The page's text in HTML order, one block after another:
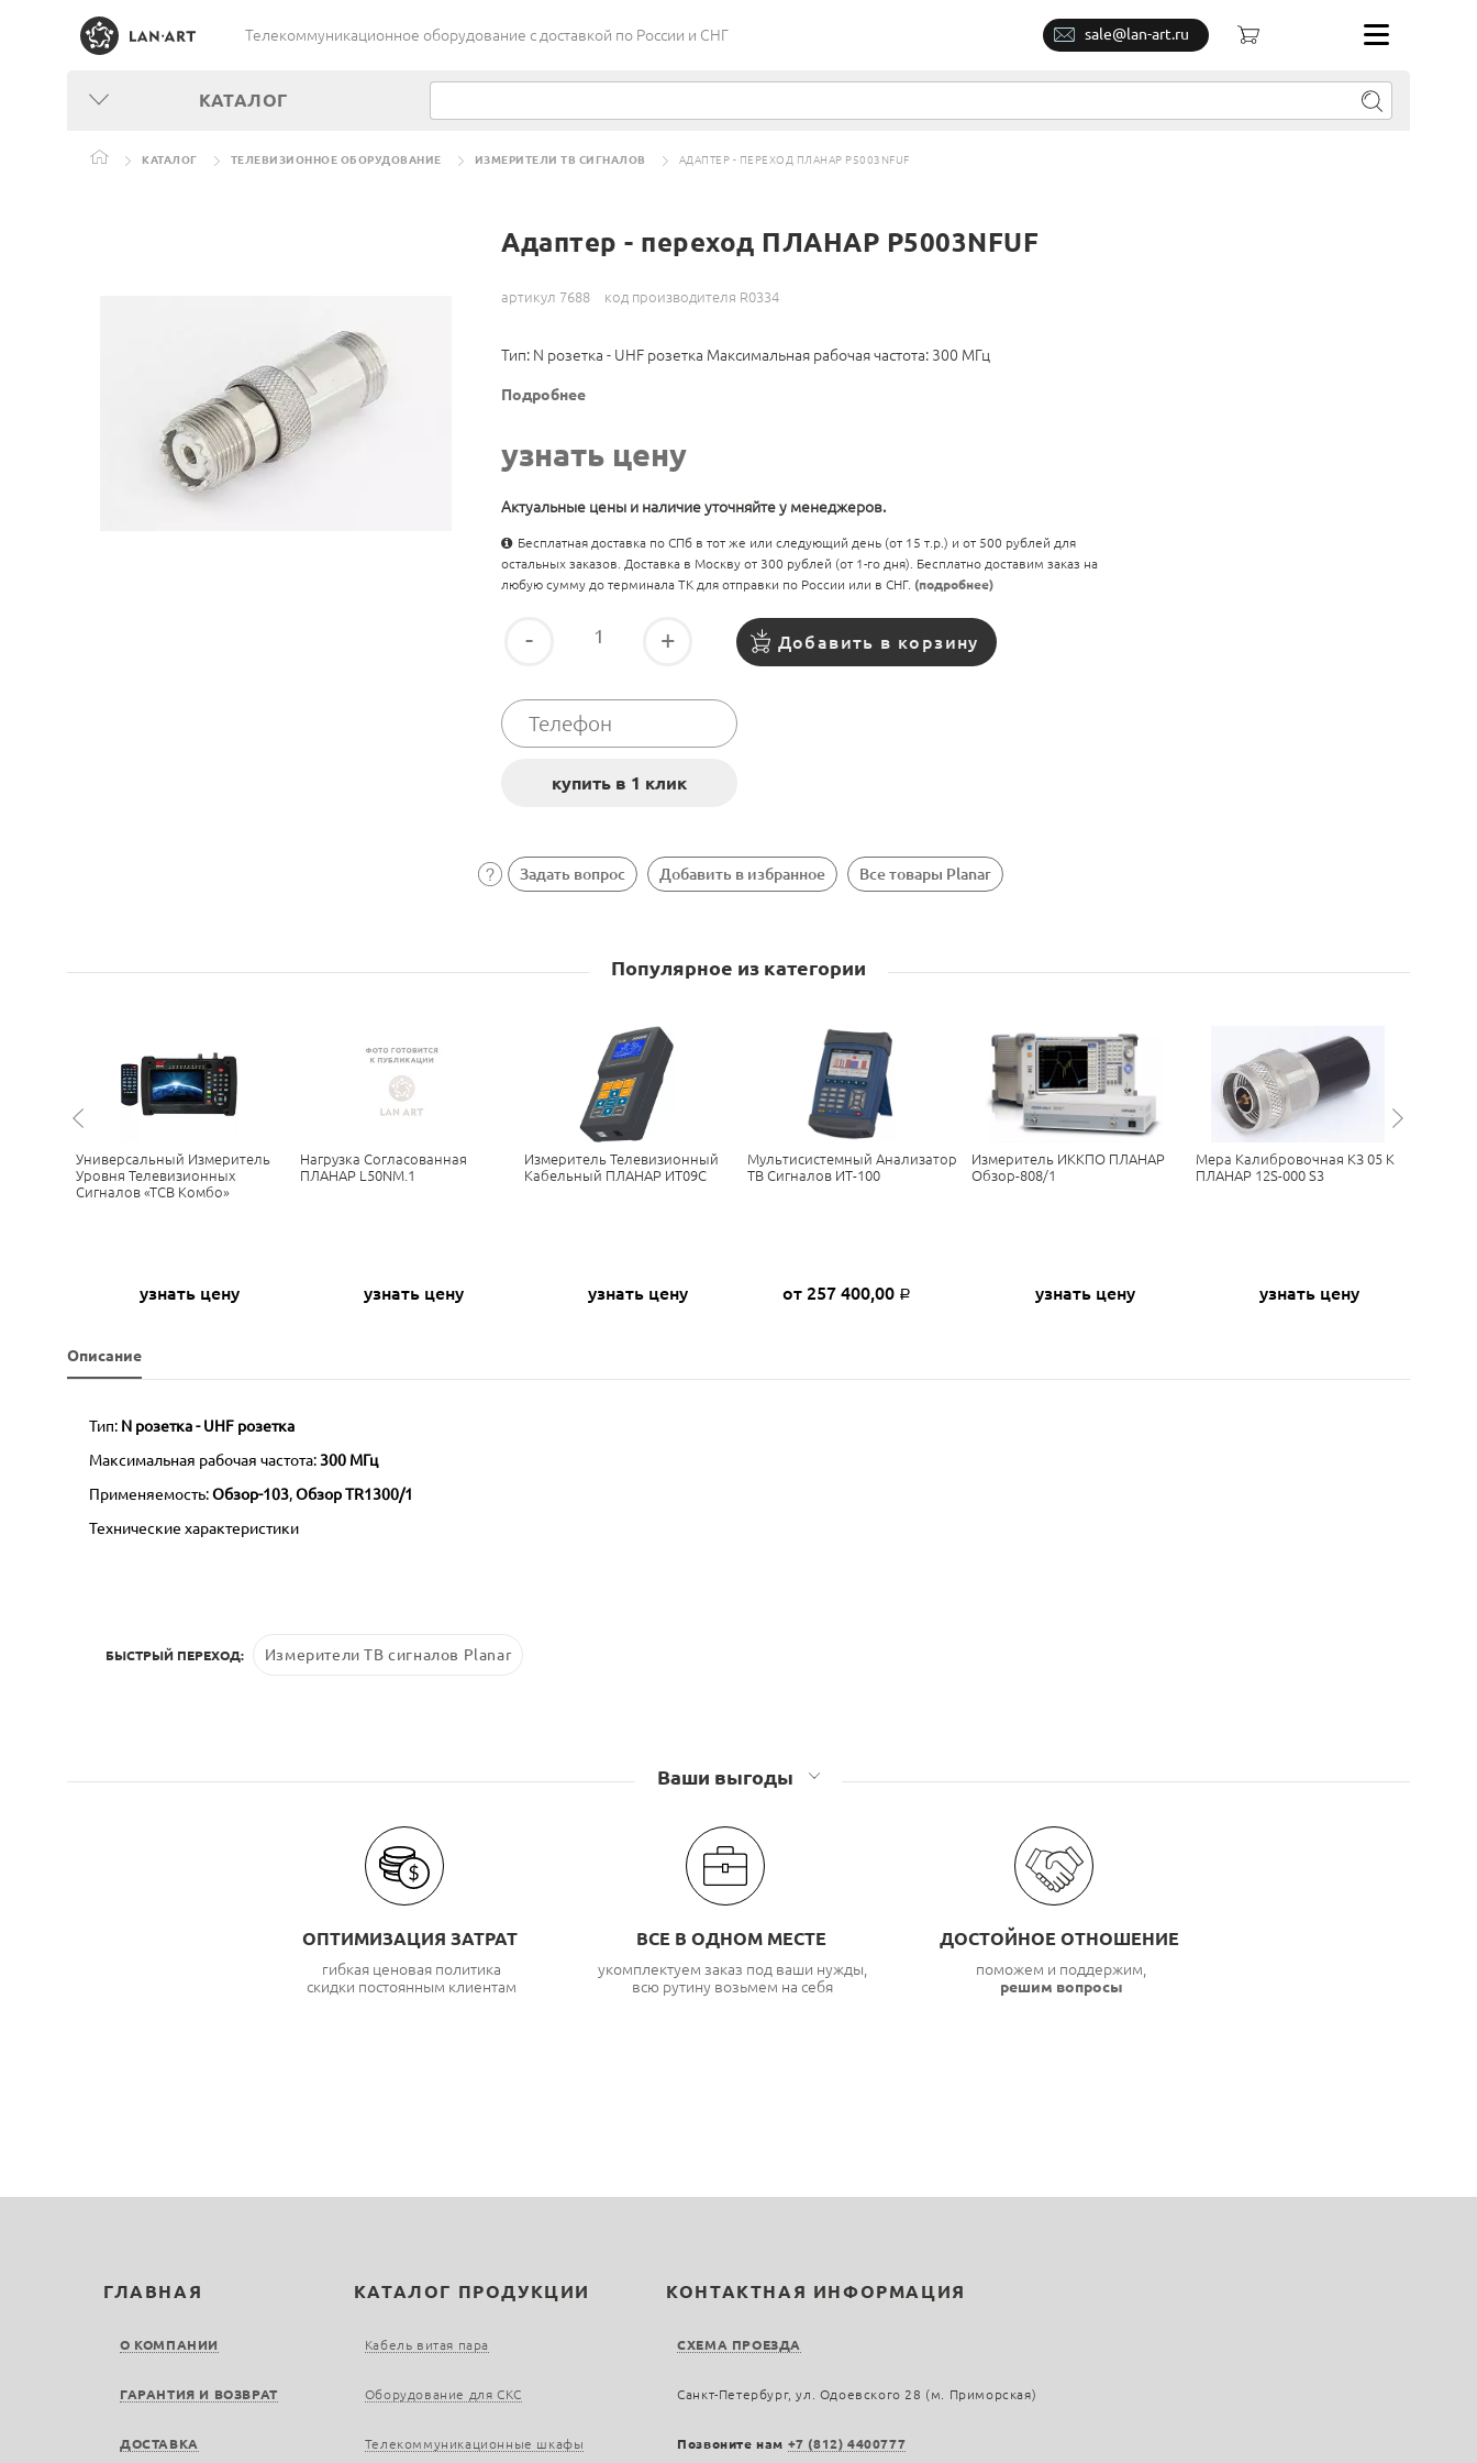
Телекоммуникационное оборудование c доставкой по России и СНГ sale@lan-art.ru
КАТАЛОГ
КАТАЛОГ ТЕЛЕВИЗИОННОЕ ОБОРУДОВАНИЕ ИЗМЕРИТЕЛИ ТВ СИГНАЛОВ АДАПТЕР - ПЕРЕХОД ПЛАНАР Р5003NFUF
Адаптер - переход ПЛАНАР Р5003NFUF
артикул 7688 код производителя R0334
Тип: N розетка - UHF розетка Максимальная рабочая частота: 300 МГц
Подробнее
узнать цену
Актуальные цены и наличие уточняйте у менеджеров.
Бесплатная доставка по СПб в тот же или следующий день (от 15 т.р.) и от 500 рублей для
остальных заказов. Доставка в Москву от 300 рублей (от 1-го дня). Бесплатно доставим заказ на
любую сумму до терминала ТК для отправки по России или в СНГ. (подробнее)
- + Добавить в корзину
Задать вопрос Добавить в избранное Все товары Planar
Популярное из категории
Универсальный Измеритель
Уровня Телевизионных
Сигналов «ТСВ Комбо»
узнать цену
Нагрузка Согласованная
ПЛАНАР L50NM.1
узнать цену
Измеритель Телевизионный
Кабельный ПЛАНАР ИТ09С
узнать цену
Мультисистемный Анализатор
ТВ Сигналов ИТ-100
от 257 400,00 Р
Измеритель ИККПО ПЛАНАР
Обзор-808/1
узнать цену
Мера Калибровочная КЗ 05 K
ПЛАНАР 12S-000 S3
узнать цену
Описание
Тип: N розетка - UHF розетка
Максимальная рабочая частота: 300 МГц
Применяемость:Обзор-103,Обзор TR1300/1
Технические характеристики
БЫСТРЫЙ ПЕРЕХОД: Измерители ТВ сигналов Planar
Ваши выгоды
ОПТИМИЗАЦИЯ ЗАТРАТ
гибкая ценовая политика
скидки постоянным клиентам
ВСЕ В ОДНОМ МЕСТЕ
укомплектуем заказ под ваши нужды,
всю рутину возьмем на себя
ДОСТОЙНОЕ ОТНОШЕНИЕ
поможем и поддержим,
решим вопросы
ГЛАВНАЯ
О КОМПАНИИ
ГАРАНТИЯ И ВОЗВРАТ
ДОСТАВКА
КАТАЛОГ ПРОДУКЦИИ
Кабель витая пара
Оборудование для СКС
Телекоммуникационные шкафы
КОНТАКТНАЯ ИНФОРМАЦИЯ
СХЕМА ПРОЕЗДА
Санкт-Петербург, ул. Одоевского 28 (м. Приморская)
Позвоните нам +7 (812) 4400777